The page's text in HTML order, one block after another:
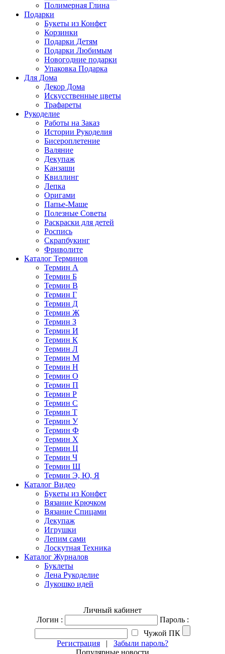
Полимерная Глина
Подарки
Букеты из Конфет
Корзинки
Подарки Детям
Подарки Любимым
Новогодние подарки
Упаковка Подарка
Для Дома
Декор Дома
Искусственные цветы
Трафареты
Рукоделие
Работы на Заказ
Истории Рукоделия
Бисероплетение
Валяние
Декупаж
Канзаши
Квиллинг
Лепка
Оригами
Папье-Маше
Полезные Советы
Раскраски для детей
Роспись
Скрапбукинг
Фриволите
Каталог Терминов
Термин А
Термин Б
Термин В
Термин Г
Термин Д
Термин Ж
Термин З
Термин И
Термин К
Термин Л
Термин М
Термин Н
Термин О
Термин П
Термин Р
Термин С
Термин Т
Термин У
Термин Ф
Термин Х
Термин Ц
Термин Ч
Термин Ш
Термин Э, Ю, Я
Каталог Видео
Букеты из Конфет
Вязание Крючком
Вязание Спицами
Декупаж
Игрушки
Лепим сами
Лоскутная Техника
Каталог Журналов
Буклеты
Лена Рукоделие
Лукошко идей
Личный кабинет
Логин :
Пароль :
Чужой ПК
Регистрация | Забыли пароль?
Популярные новости